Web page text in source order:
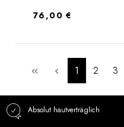
Regulärer Preis:
76,00 €
Seite
1 Seite
2 3
Absolut hautverträglich